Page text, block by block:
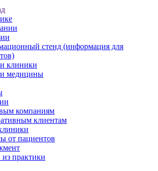
стенд (информация для
клиники
медицины
компаниям
клиентам
от пациентов
практики